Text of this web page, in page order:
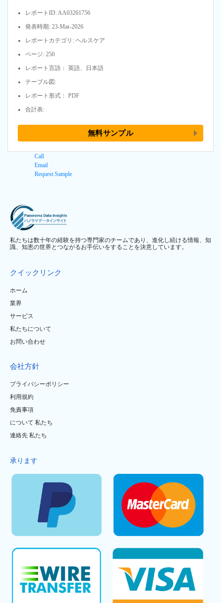
レポートID: AA03261756
発表時期: 23-Mar-2026
レポートカテゴリ: ヘルスケア
ページ: 250
レポート言語： 英語、日本語
テーブル図:
レポート形式： PDF
合計表:
無料サンプル
Call
Email
Request Sample
私たちは数十年の経験を持つ専門家のチームであり、進化し続ける情報、知
識、知恵の世界とつながるお手伝いをすることを決意しています。
クイックリンク
ホーム
業界
サービス
私たちについて
お問い合わせ
会社方針
プライバシーポリシー
利用規約
免責事項
について 私たち
連絡先 私たち
承ります